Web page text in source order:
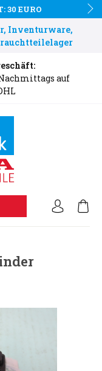
30 EURO
Inventurware,
auf